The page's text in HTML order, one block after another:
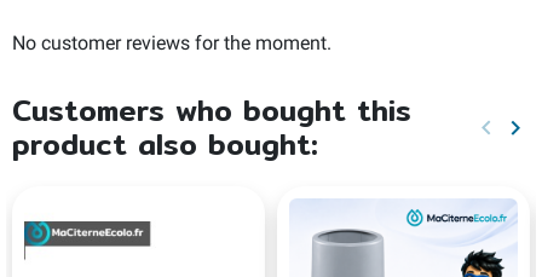
No customer reviews for the moment.
Customers who bought this
product also bought: keyboard_arrow_left keyboard_arrow_right